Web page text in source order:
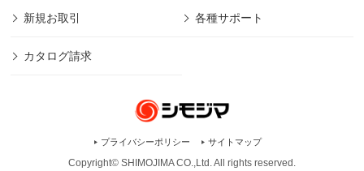
新規お取引 各種サポート
カタログ請求
プライバシーポリシー サイトマップ
Copyright© SHIMOJIMA CO.,Ltd. All rights reserved.